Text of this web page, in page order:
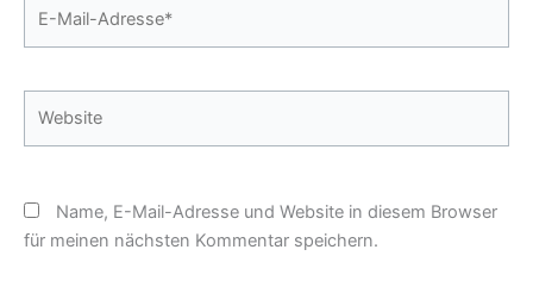
Mail-
Name, E-Mail-Adresse und Website in diesem Browser
für meinen nächsten Kommentar speichern.